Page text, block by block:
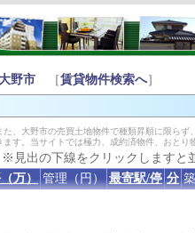
大野市 ［賃貸物件検索へ］
、大野市の売買土地物件で種類昇順に限ら
す。当サイトでは極力、成約済物件、おと
見出の下線をクリックしますと
万） 管理（円） 最寄駅/停 分